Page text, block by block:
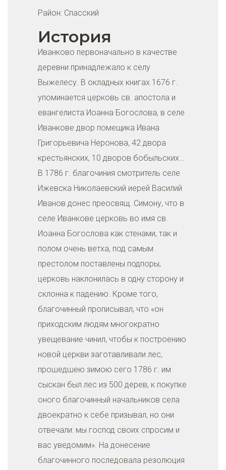
Район: Спасский
История
Иванково первоначально в качестве
деревни принадлежало к селу
Выжелесу. В окладных книгах 1676 г.
упоминается церковь св. апостола и
евангелиста Иоанна Богослова, в селе
Иванкове двор помещика Ивана
Григорьевича Неронова, 42 двора
крестьянских, 10 дворов бобыльских…
В 1786 г. благочиния смотритель селе
Ижевска Николаевский иерей Василий
Иванов донес преосвящ. Симону, что в
селе Иванкове церковь во имя св.
Иоанна Богослова как стенами, так и
полом очень ветха, под самым
престолом поставлены подпоры,
церковь наклонилась в одну сторону и
склонна к падению. Кроме того,
благочинный прописывал, что «он
приходским людям многократно
увещевание чинил, чтобы к построению
новой церкви заготавливали лес,
прошедшею зимою сего 1786 г. им
сыскан был лес из 500 дерев, к покупке
оного благочинный начальников села
двоекратно к себе призывал, но они
отвечали: мы господ своих спросим и
вас уведомим». На донесение
благочинного последовала резолюция